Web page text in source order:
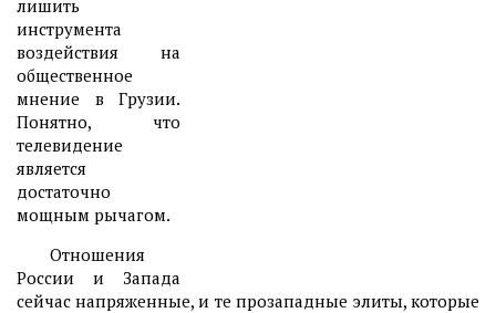
лишить
инструмента
воздействия на
общественное
мнение в Грузии.
Понятно, что
телевидение
является
достаточно
мощным рычагом.
Отношения
России и Запада
сейчас напряженные, и те прозападные элиты, которые